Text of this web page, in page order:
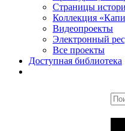
Страницы
Коллекция
Видеопроекты
Электронный
Все проекты
Доступная библиотека